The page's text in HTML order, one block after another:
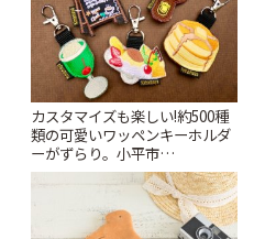
カスタマイズも楽しい!約500種
類の可愛いワッペンキーホルダ
ーがずらり。小平市
「Kimamaya T&K」 | ことりっ